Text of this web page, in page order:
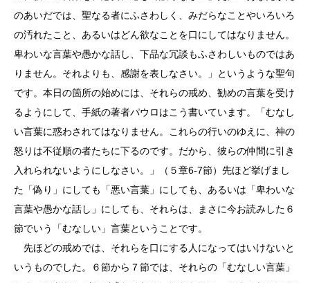
のあいだでは、聖なる者にふさわしく、みだらなことやいろいろ
の汚れたこと、あるいはどん欲なことを口にしてはなりません。
卑わいな言葉や愚かな話し、下品な冗談もふさわしいものではあ
りません。それよりも、感謝を表しなさい。」というような聖句
です。本日の箇所の始めには、それらの戒め、勧めの言葉を受け
るようにして、手紙の著者パウロはこう書いています。「むなし
い言葉に惑わされてはなりません。これらの行いのゆえに、神の
怒りは不従順の者たちに下るのです。だから、彼らの仲間に引き
入れられないようにしなさい。」（５章6-7節）先ほど挙げまし
た「偽り」にしても「悪い言葉」にしても、あるいは「卑わいな
言葉や愚かな話し」にしても、それらは、まさに今お読みした６
節でいう「むなしい」言葉ということです。
先ほどの戒めでは、それらを口にする人になってはいけないと
いうものでした。６節から７節では、それらの「むなしい言葉」